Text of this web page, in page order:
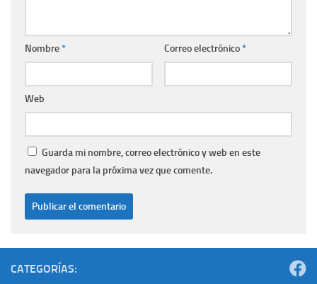
Nombre* Correo electrónico*
Web
Guarda mi nombre, correo electrónico y web en este
navegador para la próxima vez que comente.
CATEGORÍAS: